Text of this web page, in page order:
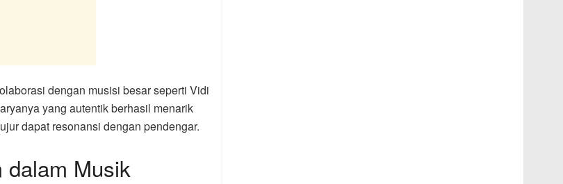
dengan musisi besar seperti Vidi
yang autentik berhasil menarik
dapat resonansi dengan pendengar.
dalam Musik